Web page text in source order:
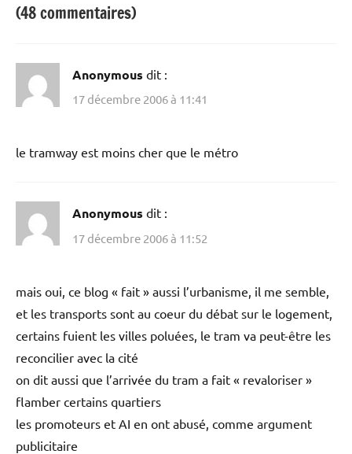
(48 commentaires)
Anonymous dit :
17 décembre 2006 à 11:41
le tramway est moins cher que le métro
Anonymous dit :
17 décembre 2006 à 11:52
mais oui, ce blog « fait » aussi l’urbanisme, il me semble,
et les transports sont au coeur du débat sur le logement,
certains fuient les villes poluées, le tram va peut-être les
reconcilier avec la cité
on dit aussi que l’arrivée du tram a fait « revaloriser »
flamber certains quartiers
les promoteurs et AI en ont abusé, comme argument
publicitaire